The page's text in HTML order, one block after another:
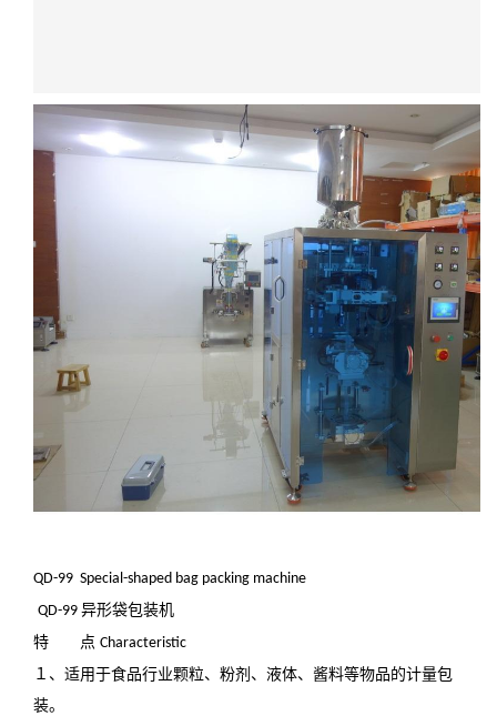
QD-99 Special-shaped bag packing machine
QD-99 异形袋包装机
特 点 Characteristic
１、适用于食品行业颗粒、粉剂、液体、酱料等物品的计量包
装。